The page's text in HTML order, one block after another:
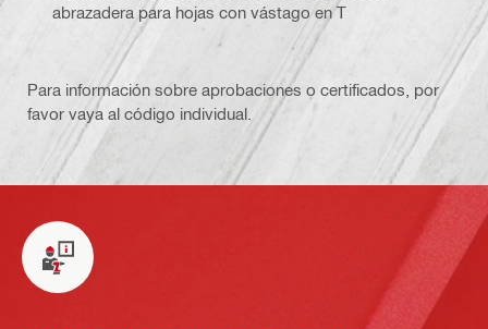
abrazadera para hojas con vástago en T
Para información sobre aprobaciones o certificados, por
favor vaya al código individual.